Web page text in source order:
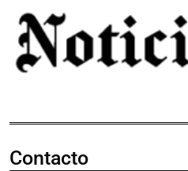
Contacto